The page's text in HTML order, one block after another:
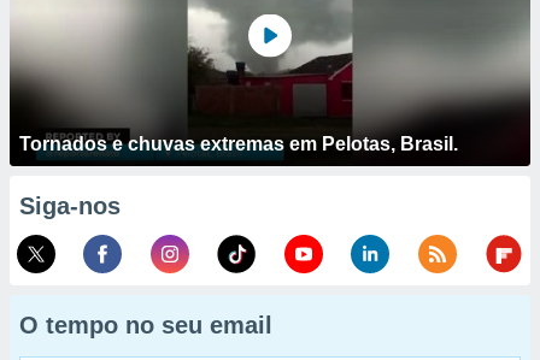
Tornados e chuvas extremas em Pelotas, Brasil.
Siga-nos
O tempo no seu email